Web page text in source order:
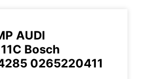
AUDI
Bosch
0265220411